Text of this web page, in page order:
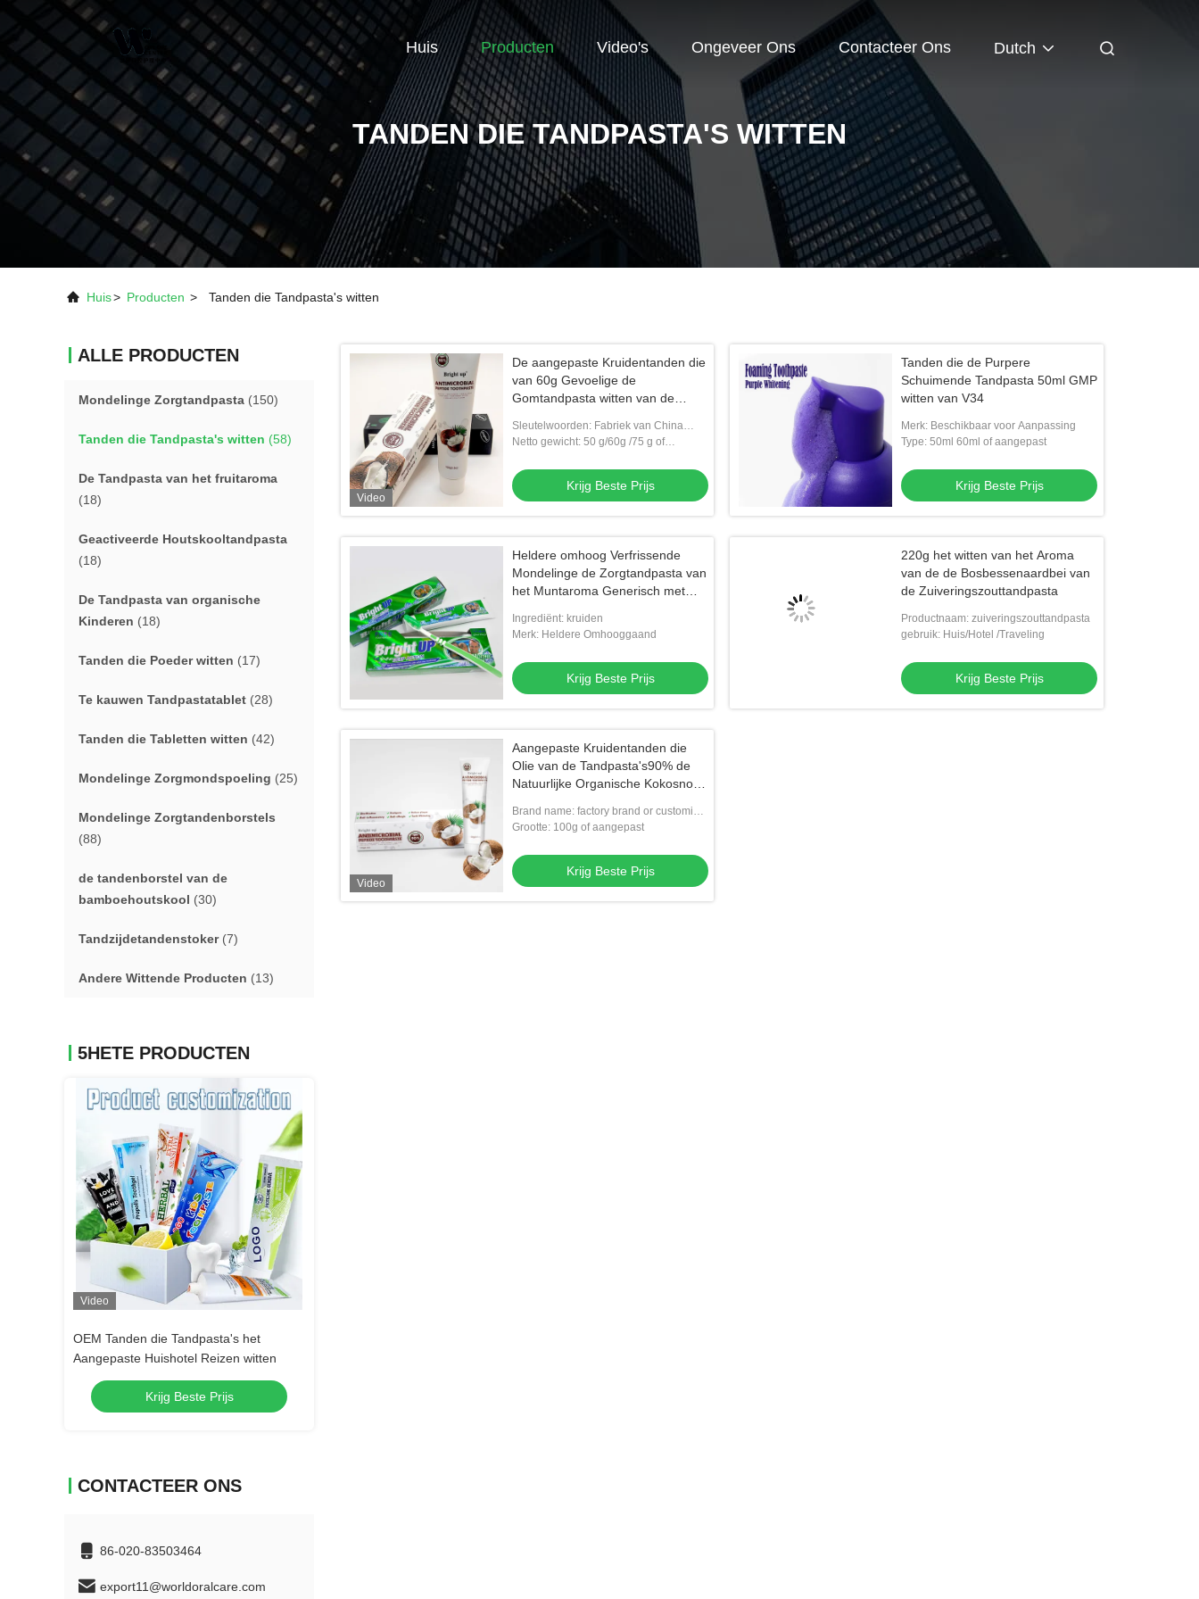
Huis Producten Video's Ongeveer Ons Contacteer Ons Dutch
TANDEN DIE TANDPASTA'S WITTEN
Huis> Producten > Tanden die Tandpasta's witten
ALLE PRODUCTEN
Mondelinge Zorgtandpasta (150)
Tanden die Tandpasta's witten (58)
De Tandpasta van het fruitaroma
(18)
Geactiveerde Houtskooltandpasta
(18)
De Tandpasta van organische
Kinderen (18)
Tanden die Poeder witten (17)
Te kauwen Tandpastatablet (28)
Tanden die Tabletten witten (42)
Mondelinge Zorgmondspoeling (25)
Mondelinge Zorgtandenborstels
(88)
de tandenborstel van de
bamboehoutskool (30)
Tandzijdetandenstoker(7)
Andere Wittende Producten (13)
5HETE PRODUCTEN
Video
OEM Tanden die Tandpasta's het
Aangepaste Huishotel Reizen witten
Krijg Beste Prijs
CONTACTEER ONS
86-020-83503464
export11@worldoralcare.com
Video
De aangepaste Kruidentanden die
van 60g Gevoelige de
Gomtandpasta witten van de
Sleutelwoorden: Fabriek van China
paste kruiden wittende tandpasta aan |
oem ge
Netto gewicht: 50 g/60g /75 g of
Krijg Beste Prijs
Tanden die de Purpere
Schuimende Tandpasta 50ml GMP
witten van V34
Merk: Beschikbaar voor Aanpassing
Type: 50ml 60ml of aangepast
Krijg Beste Prijs
Heldere omhoog Verfrissende
Mondelinge de Zorgtandpasta van
het Muntaroma Generisch met
Ingrediënt: kruiden
Merk: Heldere Omhooggaand
Krijg Beste Prijs
220g het witten van het Aroma
van de de Bosbessenaardbei van
de Zuiveringszouttandpasta
Productnaam: zuiveringszouttandpasta
gebruik: Huis/Hotel /Traveling
Krijg Beste Prijs
Video
Aangepaste Kruidentanden die
Olie van de Tandpasta's90% de
Natuurlijke Organische Kokosnoot
Brand name: factory brand or customize
with your own logo
Grootte: 100g of aangepast
Krijg Beste Prijs